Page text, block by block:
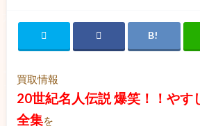
買取情報
20世紀名人伝説 爆笑！！やす
全集を